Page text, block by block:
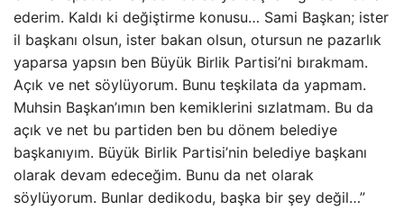
ederim. Kaldı ki değiştirme konusu… Sami Başkan; ister
il başkanı olsun, ister bakan olsun, otursun ne pazarlık
yaparsa yapsın ben Büyük Birlik Partisi’ni bırakmam.
Açık ve net söylüyorum. Bunu teşkilata da yapmam.
Muhsin Başkan’ımın ben kemiklerini sızlatmam. Bu da
açık ve net bu partiden ben bu dönem belediye
başkanıyım. Büyük Birlik Partisi’nin belediye başkanı
olarak devam edeceğim. Bunu da net olarak
söylüyorum. Bunlar dedikodu, başka bir şey değil…”